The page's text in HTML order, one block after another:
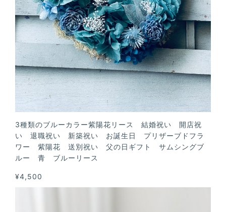
3種類のブルーカラー紫陽花リース 結婚祝い 開店祝
い 退職祝い 新築祝い お誕生日 プリザーブドフラ
ワー 紫陽花 送別祝い 父の日ギフト サムシングブ
ルー 青 ブルーリース
¥4,500